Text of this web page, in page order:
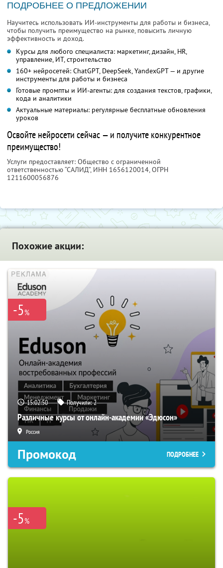
ПОДРОБНЕЕ О ПРЕДЛОЖЕНИИ
Научитесь использовать ИИ-инструменты для работы и бизнеса,
чтобы получить преимущество на рынке, повысить личную
эффективность и доход.
Курсы для любого специалиста: маркетинг, дизайн, HR,
управление, ИТ, строительство
160+ нейросетей: ChatGPT, DeepSeek, YandexGPT — и другие
инструменты для работы и бизнеса
Готовые промпты и ИИ-агенты: для создания текстов, графики,
кода и аналитики
Актуальные материалы: регулярные бесплатные обновления
уроков
Освойте нейросети сейчас — и получите конкурентное
преимущество!
Услуги предоставляет: Общество с ограниченной
ответственностью “САЛИД”, ИНН 1656120014, ОГРН
1211600056876
Похожие акции:
-5%
15:02:49 Получили:2
Различные курсы от онлайн-академии «Эдюсон»
Россия
Промокод ПОДРОБНЕЕ
-5%